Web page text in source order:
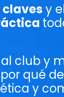
clavesy
club y
qué
y